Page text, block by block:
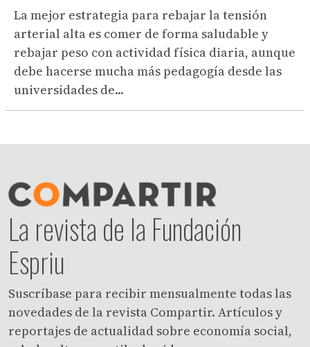
La mejor estrategia para rebajar la tensión
arterial alta es comer de forma saludable y
rebajar peso con actividad física diaria, aunque
debe hacerse mucha más pedagogía desde las
universidades de...
La revista de la Fundación
Espriu
Suscríbase para recibir mensualmente todas las
novedades de la revista Compartir. Artículos y
reportajes de actualidad sobre economía social,